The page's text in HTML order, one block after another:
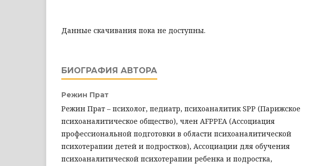
Данные скачивания пока не доступны.
БИОГРАФИЯ АВТОРА
Режин Прат
Режин Прат – психолог, педиатр, психоаналитик SPP (Парижское
психоаналитическое общество), член AFPPEA (Ассоциация
профессиональной подготовки в области психоаналитической
психотерапии детей и подростков), Ассоциации для обучения
психоаналитической психотерапии ребенка и подростка,